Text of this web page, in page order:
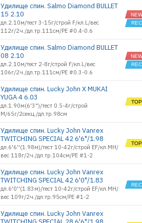
Удилище спин. Salmo Diamond BULLET
15 2.10
дл.2.10м/тест 3-15г/строй F/кл.L/вес
112г/2ч./дл.тр.111см/PE #0.4-0.6
Удилище спин. Salmo Diamond BULLET
08 2.10
дл.2.10м/тест 2-8г/строй F/кл.L/вес
106г/2ч./дл.тр.111см/PE #0.3-0.6
Удилище спин. Lucky John X MUKAI
YUGA 4 6.03
дл.1.90м(6'3")/тест 0.5-4г/строй
M/65г/2секц./дл.тр.98см
Удилище спин. Lucky John Vanrex
TWITCHING SPECIAL 42 6'6"/1.98
дл.6'6''(1.98м)/тест 10-42г/строй EF/кл.MH/
вес 118г/2ч./дл.тр.104см/PE #1-2
Удилище спин. Lucky John Vanrex
TWITCHING SPECIAL 42 6'0"/1.83
дл.6'0''(1.83м)/тест 10-42г/строй EF/кл.MH/
вес 109г/2ч./дл.тр.95см/PE #1-2
Удилище спин. Lucky John Vanrex